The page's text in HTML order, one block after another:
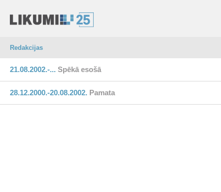
Redakcijas
21.08.2002.-... Spēkā esošā
28.12.2000.-20.08.2002. Pamata